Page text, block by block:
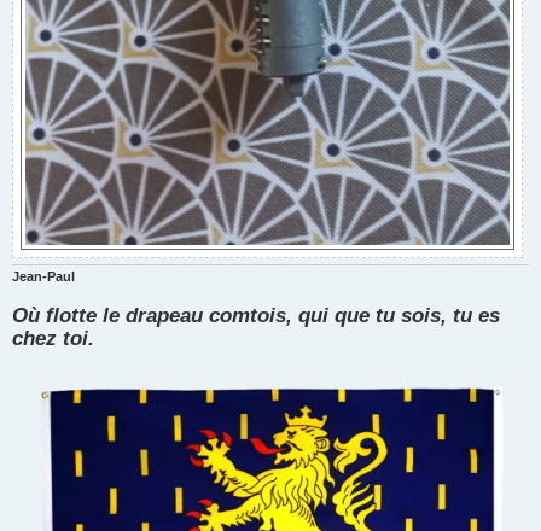
Jean-Paul
Où flotte le drapeau comtois, qui que tu sois, tu es
chez toi.